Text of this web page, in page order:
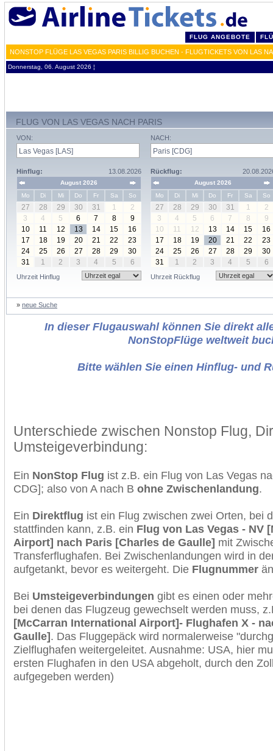
FLUG ANGEBOTE
NONSTOP FLÜGE LAS VEGAS PARIS BILLIG BUCHEN - FLUGTICKETS VON LAS
Donnerstag, 06. August 2026 ¦
FLUG VON LAS VEGAS NACH PARIS
VON:
Hinflug: 13.08.2026
August 2026
Mo
Di Mi Do Fr Sa So
27 28 29 30 31 1
2
3
4 5 6 7 8
9
10
11 12 13 14 15
16
17
18 19 20 21 22
23
24
25 26 27 28 29
30
31
1 2 3 4 5 6
Uhrzeit Hinflug
NACH:
Rückflug:
August 2026
Mo
Di Mi Do Fr Sa So
27 28 29 30 31 1
2
3
4 5 6 7 8
9
10
11 12 13 14 15
16
17
18 19 20 21 22
23
24
25 26 27 28 29
30
31
1 2 3 4 5 6
Uhrzeit Rückflug
» neue Suche
In dieser Flugauswahl können Sie direkt
NonStopFlüge weltweit
Bitte wählen Sie einen Hinflug- und
Unterschiede zwischen Nonstop Flug,
Umsteigeverbindung:
Ein NonStop Flug ist z.B. ein Flug von Las Vegas
CDG]; also von A nach B ohne Zwischenlandung.
Ein Direktflug ist ein Flug zwischen zwei Orten, bei
stattfinden kann, z.B. ein Flug von Las Vegas - NV
Airport] nach Paris [Charles de Gaulle] mit
Transferflughafen. Bei Zwischenlandungen wird in
aufgetankt, bevor es weitergeht. Die Flugnummer
Bei Umsteigeverbindungen gibt es einen oder
bei denen das Flugzeug gewechselt werden muss,
[McCarran International Airport]- Flughafen X -
Gaulle]. Das Fluggepäck wird normalerweise
Zielflughafen weitergeleitet. Ausnahme: USA, hier
ersten Flughafen in den USA abgeholt, durch den
aufgegeben werden)